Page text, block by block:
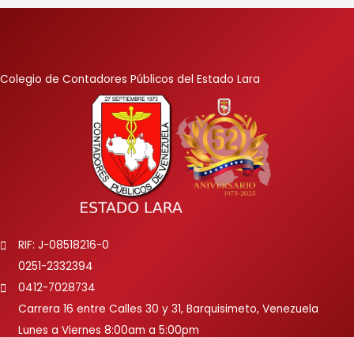
Colegio de Contadores Públicos del Estado Lara
RIF: J-08518216-0
0251-2332394
0412-7028734
Carrera 16 entre Calles 30 y 31, Barquisimeto, Venezuela
Lunes a Viernes 8:00am a 5:00pm